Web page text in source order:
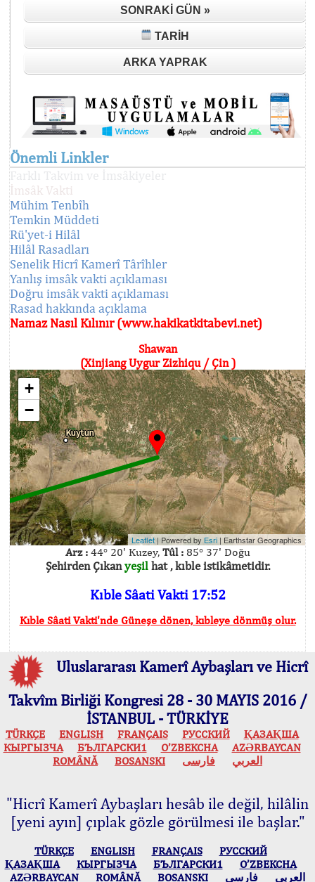
SONRAKI GÜN »
TARIH
ARKA YAPRAK
Önemli Linkler
İmsâk Vakti
Mühim Tenbîh
Temkin Müddeti
Rü'yet-i Hilâl
Hilâl Rasadları
Senelik Hicrî Kamerî Târîhler
Yanlış imsâk vakti açıklaması
Doğru imsâk vakti açıklaması
Rasad hakkında açıklama
Namaz Nasıl Kılınır (www.hakikatkitabevi.net)
Shawan
(Xinjiang Uygur Zizhiqu / Çin )
+
−
Leaflet| Powered by Esri | Earthstar Geographics
Arz :44° 20' Kuzey, Tûl :85° 37' Doğu
Şehirden Çıkanyeşilhat , kıble istikâmetidir.
Kıble Sâati Vakti 17:52
Kıble Sâati Vakti'nde Güneşe dönen, kıbleye dönmüş olur.
Uluslararası Kamerî Aybaşları ve Hicrî
Takvîm Birliği Kongresi 28 - 30 MAYIS 2016 /
İSTANBUL - TÜRKİYE
TÜRKÇE ENGLISH FRANÇAIS РУССКИЙ
ҚАЗАҚША
КЫPГЫЗЧA
БЪЛГАРСКИ1 O’ZBEKCHA
AZӘRBAYCAN
ROMÂNĂ
BOSANSKI العربي فارسی
"Hicrî Kamerî Aybaşları hesâb ile değil, hilâlin
[yeni ayın] çıplak gözle görülmesi ile başlar."
TÜRKÇE ENGLISH FRANÇAIS
РУССКИЙ
ҚАЗАҚША
КЫPГЫЗЧA БЪЛГАРСКИ1
O’ZBEKCHA
AZӘRBAYCAN
ROMÂNĂ BOSANSKI العربي فارسی